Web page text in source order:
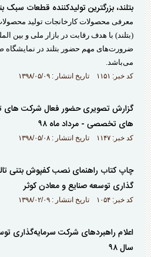
بتلند، بزرگترین تولیدکننده قطعات
معرفی محصولات کارخانجات تولید
(بتلند) با هدف رقابت در بازار ملی و بین
ضرورت‌های مهم حضور بتلند در نمایشگاه
می‌باشد.
کد خبر: ۱۱۵۱ تاریخ انتشار : ۱۳۹۸/۰۵/۰۹
گزارش تصویری حضور فعال شرکت های
های تخصصی - مرداد ماه ۹۸
کد خبر: ۱۱۴۷ تاریخ انتشار : ۱۳۹۸/۰۵/۰۸
چاپ کتاب راهنمای نصب کفپوش بتنی
گذاری توسعه صنايع و معادن كوثر
کد خبر: ۱۰۵۴ تاریخ انتشار : ۱۳۹۸/۰۲/۰۹
اعلام راهبردهای شرکت سرمايه‌گذاری
سال ۹۸